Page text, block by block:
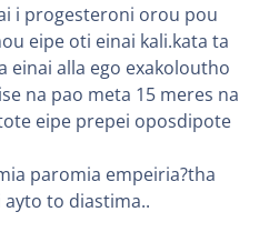
i progesteroni orou pou
eipe oti einai kali.kata ta
einai alla ego exakoloutho
na pao meta 15 meres na
eipe prepei oposdipote
paromia empeiria?tha
to diastima..